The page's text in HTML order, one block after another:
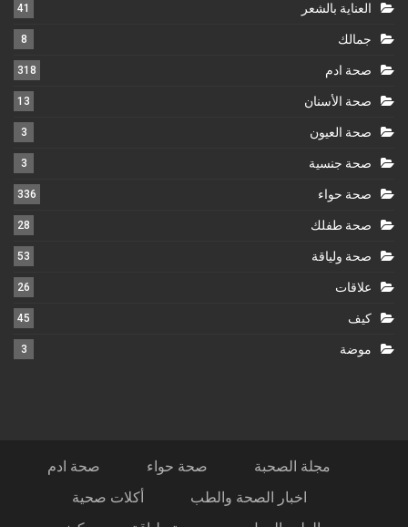
العناية بالشعر 41
جمالك 8
صحة ادم 318
صحة الأسنان 13
صحة العيون 3
صحة جنسية 3
صحة حواء 336
صحة طفلك 28
صحة ولياقة 53
علاقات 26
كيف 45
موضة 3
مجلة الصحبة صحة حواء
صحة ادم
اخبار الصحة والطب
أكلات صحية